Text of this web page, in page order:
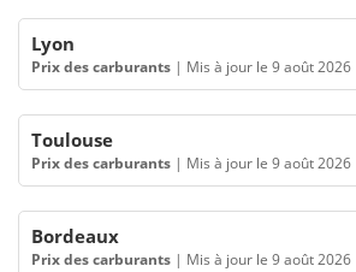
Lyon
Prix des carburants | Mis à jour le 9 août 2026
Toulouse
Prix des carburants | Mis à jour le 9 août 2026
Bordeaux
Prix des carburants | Mis à jour le 9 août 2026